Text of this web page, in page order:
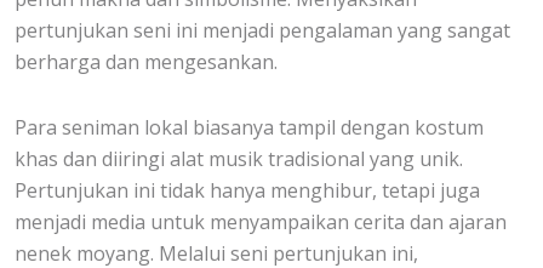
pertunjukan seni ini menjadi pengalaman yang sangat
berharga dan mengesankan.
Para seniman lokal biasanya tampil dengan kostum
khas dan diiringi alat musik tradisional yang unik.
Pertunjukan ini tidak hanya menghibur, tetapi juga
menjadi media untuk menyampaikan cerita dan ajaran
nenek moyang. Melalui seni pertunjukan ini,